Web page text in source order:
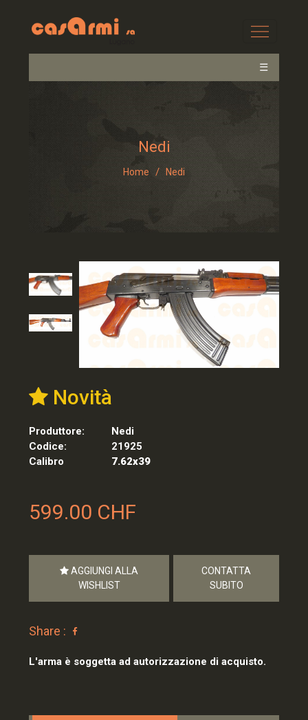
☰
Nedi
Home / Nedi
Novità
Produttore:
Nedi
Codice:
21925
Calibro
7.62x39
599.00 CHF
AGGIUNGI ALLA
WISHLIST
CONTATTA
SUBITO
Share :
L'arma è soggetta ad autorizzazione di acquisto.